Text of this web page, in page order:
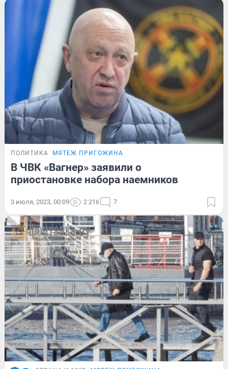
ПОЛИТИКА МЯТЕЖ ПРИГОЖИНА
В ЧВК «Вагнер» заявили о
приостановке набора наемников
3 июля, 2023, 00:09 2 216 7